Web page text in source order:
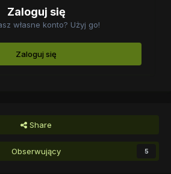
Zaloguj się
własne konto? Użyj go!
Zaloguj się
Share
Obserwujący 5